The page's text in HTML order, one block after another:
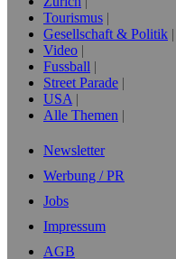
Tourismus
Gesellschaft & Politik
Video
Fussball
Street Parade
USA
Alle Themen
Newsletter
Werbung / PR
Jobs
Impressum
AGB